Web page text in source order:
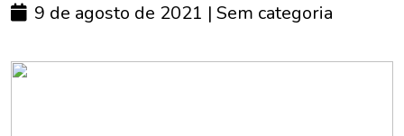
9 de agosto de 2021 | Sem categoria